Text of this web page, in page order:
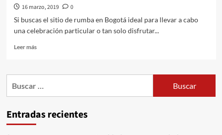
16 marzo, 2019
0
Si buscas el sitio de rumba en Bogotá ideal para llevar a cabo
una celebración particular o tan solo disfrutar...
Leer másLeer
¿Sitio
Bogotá?
Entradas recientes